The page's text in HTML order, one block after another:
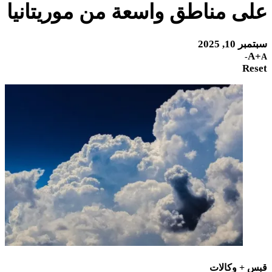
على مناطق واسعة من موريتانيا
سبتمبر 10, 2025
A+A-
Reset
قبس + وكالات